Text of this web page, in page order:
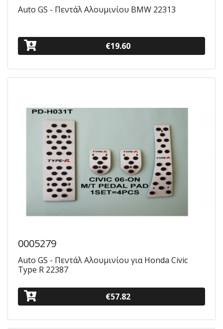
Auto GS - Πεντάλ Αλουμινίου BMW 22313
€19.60
0005279
Auto GS - Πεντάλ Αλουμινίου για Honda Civic
Type R 22387
€57.82